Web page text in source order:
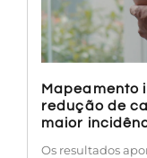
Mapeamento
redução de
maior
Os resultados